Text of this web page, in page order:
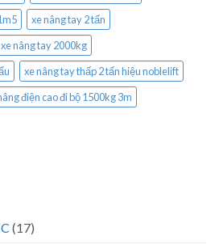
xe nâng tay 2 tấn
xe nâng tay 2000kg
xe nâng tay thấp 2 tấn hiệu noblelift
điện cao đi bộ 1500kg 3m
(17)